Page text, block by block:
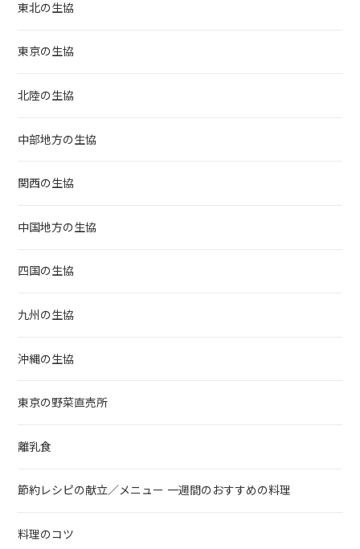
東北の生協
東京の生協
北陸の生協
中部地方の生協
関西の生協
中国地方の生協
四国の生協
九州の生協
沖縄の生協
東京の野菜直売所
離乳食
節約レシピの献立／メニュー 一週間のおすすめの料理
料理のコツ